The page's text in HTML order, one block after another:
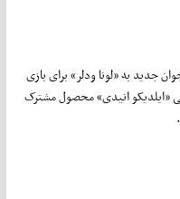
جدید به «لونا ودلر» برای بازی
«ایلدیکو انیدی» محصول مشترک